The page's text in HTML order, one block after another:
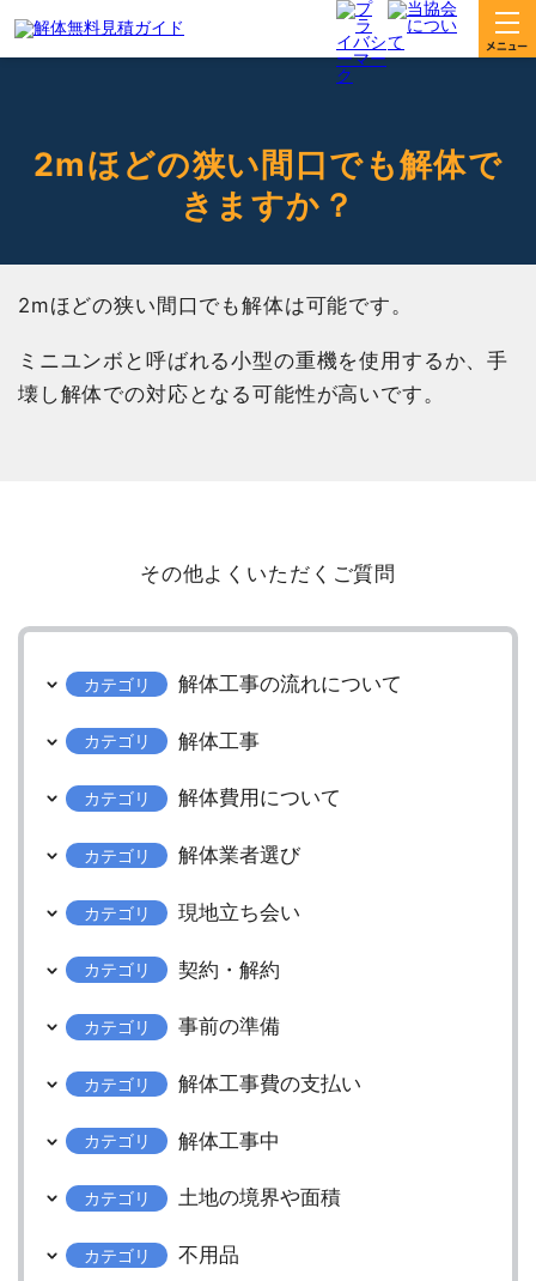
2mほどの狭い間口でも解体で
きますか？
2mほどの狭い間口でも解体は可能です。
ミニユンボと呼ばれる小型の重機を使用するか、手
壊し解体での対応となる可能性が高いです。
その他よくいただくご質問
カテゴリ 解体工事の流れについて
カテゴリ 解体工事
カテゴリ 解体費用について
カテゴリ 解体業者選び
カテゴリ 現地立ち会い
カテゴリ 契約・解約
カテゴリ 事前の準備
カテゴリ 解体工事費の支払い
カテゴリ 解体工事中
カテゴリ 土地の境界や面積
カテゴリ 不用品